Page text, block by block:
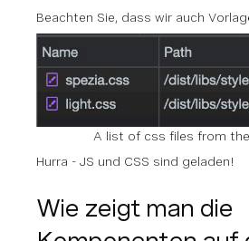
Beachten Sie, dass wir auch
A list of css files from
Hurra - JS und CSS sind geladen!
Wie zeigt man die